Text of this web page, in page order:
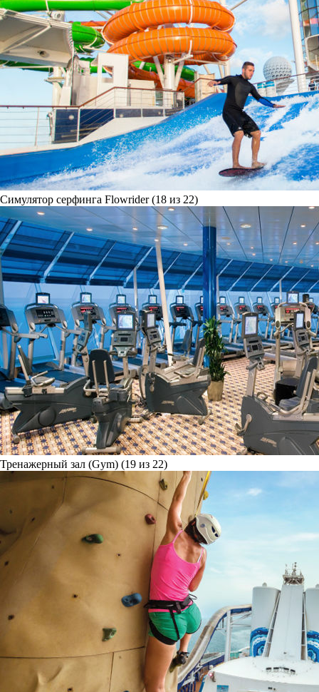
Симулятор серфинга Flowrider (18 из 22)
Тренажерный зал (Gym) (19 из 22)